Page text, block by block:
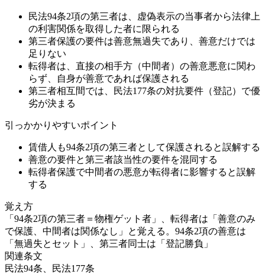
民法94条2項の第三者は、虚偽表示の当事者から法律上
の利害関係を取得した者に限られる
第三者保護の要件は善意無過失であり、善意だけでは
足りない
転得者は、直接の相手方（中間者）の善意悪意に関わ
らず、自身が善意であれば保護される
第三者相互間では、民法177条の対抗要件（登記）で優
劣が決まる
引っかかりやすいポイント
賃借人も94条2項の第三者として保護されると誤解する
善意の要件と第三者該当性の要件を混同する
転得者保護で中間者の悪意が転得者に影響すると誤解
する
覚え方
「94条2項の第三者＝物権ゲット者」、転得者は「善意のみ
で保護、中間者は関係なし」と覚える。94条2項の善意は
「無過失とセット」、第三者同士は「登記勝負」
関連条文
民法94条、民法177条